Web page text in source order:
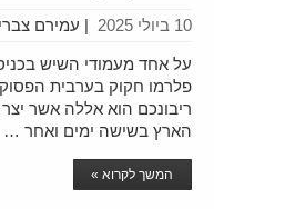
עמירם צברי | 10 ביולי 2025
על אחד מעמודי השיש
פלרמו חקוק בערבית
ריבונכם הוא אללה אשר
הארץ בשישה ימים ואחר …
המשך לקרוא »